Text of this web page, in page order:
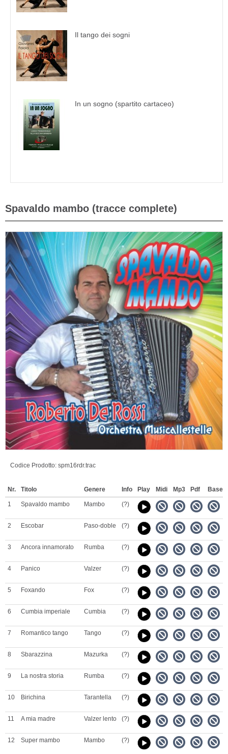
Il tango dei sogni
In un sogno (spartito cartaceo)
Spavaldo mambo (tracce complete)
Codice Prodotto: spm16rdr.trac
Nr. Titolo Genere Info Play Midi Mp3 Pdf Base
1 Spavaldo mambo Mambo (?)
2 Escobar Paso-doble (?)
3 Ancora innamorato Rumba (?)
4 Panico Valzer (?)
5 Foxando Fox (?)
6 Cumbia imperiale Cumbia (?)
7 Romantico tango Tango (?)
8 Sbarazzina Mazurka (?)
9 La nostra storia Rumba (?)
10 Birichina Tarantella (?)
11 A mia madre Valzer lento (?)
12 Super mambo Mambo (?)